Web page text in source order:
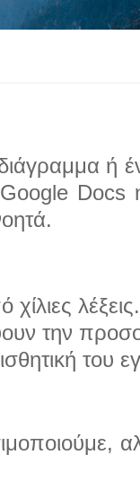
ή
Docs
λέξεις.
την
του